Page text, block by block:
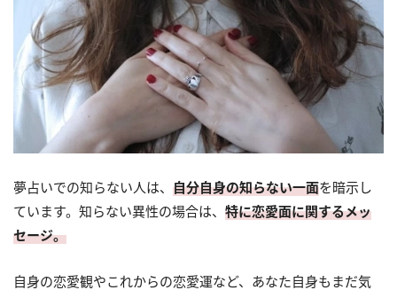
夢占いでの知らない人は、 自分自身の知らない一面を暗示し
ています。知らない異性の場合は、 特に恋愛面に関するメッ
セージ。
自身の恋愛観やこれからの恋愛運など、あなた自身もまだ気